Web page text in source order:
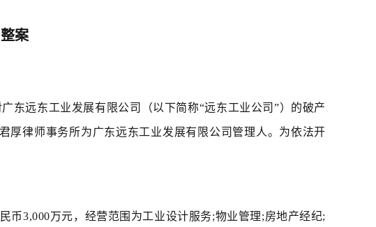
案
东远东工业发展有限公司（以下简称“远东工业公司”）的破产
厚律师事务所为广东远东工业发展有限公司管理人。为依法开
币3,000万元，经营范围为工业设计服务;物业管理;房地产经纪;